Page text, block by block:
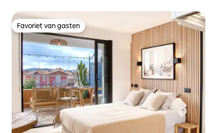
Favoriet van gasten
Favoriet van gasten